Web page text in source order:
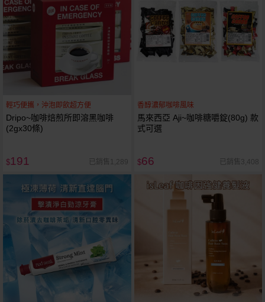
輕巧便攜，沖泡即飲超方便
Dripo~咖啡焙煎所即溶黑咖啡
(2gx30條)
$191 已銷售1,289
香醇濃郁咖啡風味
馬來西亞 Aji~咖啡糖嚼錠(80g) 款
式可選
$66 已銷售3,408